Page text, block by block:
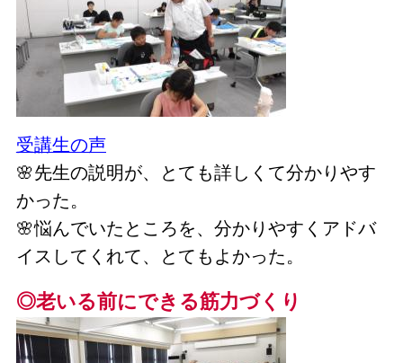
受講生の声
🌸先生の説明が、とても詳しくて分かりやす
かった。
🌸悩んでいたところを、分かりやすくアドバ
イスしてくれて、とてもよかった。
◎老いる前にできる筋力づくり